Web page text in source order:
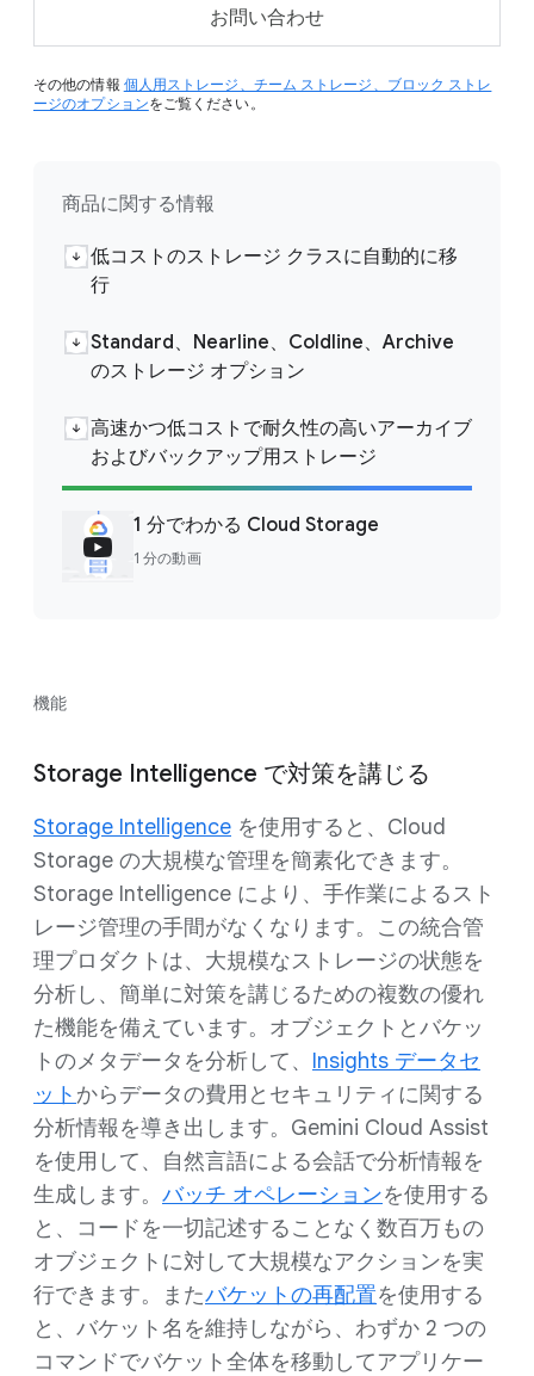
お問い合わせ
その他の情報 個人用ストレージ、チーム ストレージ、ブロック ストレ
ージのオプションをご覧ください。
商品に関する情報
低コストのストレージ クラスに自動的に移
行
Standard、Nearline、Coldline、Archive
のストレージ オプション
高速かつ低コストで耐久性の高いアーカイブ
およびバックアップ用ストレージ
1 分でわかる Cloud Storage
1 分の動画
機能
Storage Intelligence で対策を講じる
Storage Intelligence を使用すると、Cloud
Storage の大規模な管理を簡素化できます。
Storage Intelligence により、手作業によるスト
レージ管理の手間がなくなります。この統合管
理プロダクトは、大規模なストレージの状態を
分析し、簡単に対策を講じるための複数の優れ
た機能を備えています。オブジェクトとバケッ
トのメタデータを分析して、 Insights データセ
ット からデータの費用とセキュリティに関する
分析情報を導き出します。Gemini Cloud Assist
を使用して、自然言語による会話で分析情報を
生成します。 バッチ オペレーションを使用する
と、コードを一切記述することなく数百万もの
オブジェクトに対して大規模なアクションを実
行できます。またバケットの再配置を使用する
と、バケット名を維持しながら、わずか 2 つの
コマンドでバケット全体を移動してアプリケー